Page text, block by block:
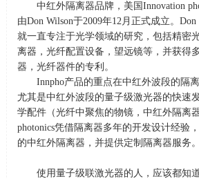
中红外隔离器品牌，美国 Innovation
由Don Wilson于2009年12月正式成立。 Don
就一直专注于光学领域的研究，包括精密
离器，光纤配置设备，望远镜等，并获得
器，光纤器件的专利。
Innpho产品的重点在中红外波段的隔
尤其是中红外波段的量子级激光器的快速
学配件（光纤中聚焦的物镜，中红外隔离
photonics凭借隔离器多年的开发设计经验
的中红外隔离器，并提供定制隔离器服务。
使用量子级联激光器的人，应该都知